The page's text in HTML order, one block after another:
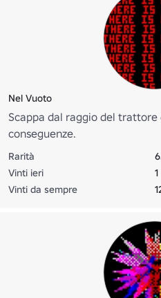
Nel Vuoto
Scappa dal raggio del
conseguenze.
Rarità
Vinti ieri
1
Vinti da sempre